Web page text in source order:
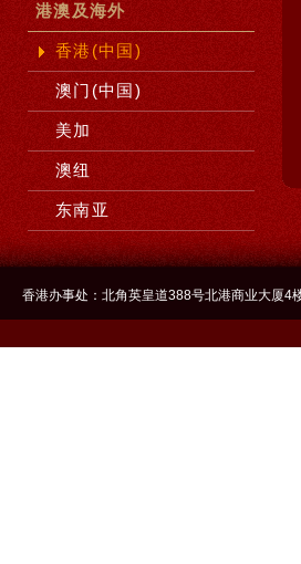
港澳及海外
香港(中国)
澳门(中国)
美加
澳纽
东南亚
香港办事处：北角英皇道388号北港商业